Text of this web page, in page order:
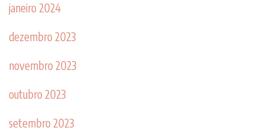
janeiro 2024
dezembro 2023
novembro 2023
outubro 2023
setembro 2023